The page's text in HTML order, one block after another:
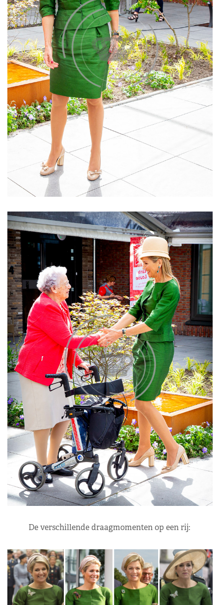
De verschillende draagmomenten op een rij: